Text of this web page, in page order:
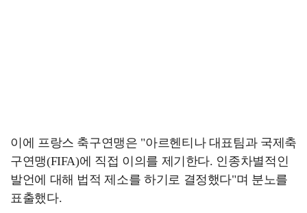
이에 프랑스 축구연맹은 "아르헨티나 대표팀과 국제축
구연맹(FIFA)에 직접 이의를 제기한다. 인종차별적인
발언에 대해 법적 제소를 하기로 결정했다"며 분노를
표출했다.